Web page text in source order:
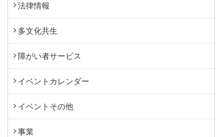
法律情報
多文化共生
障がい者サービス
イベントカレンダー
イベントその他
事業